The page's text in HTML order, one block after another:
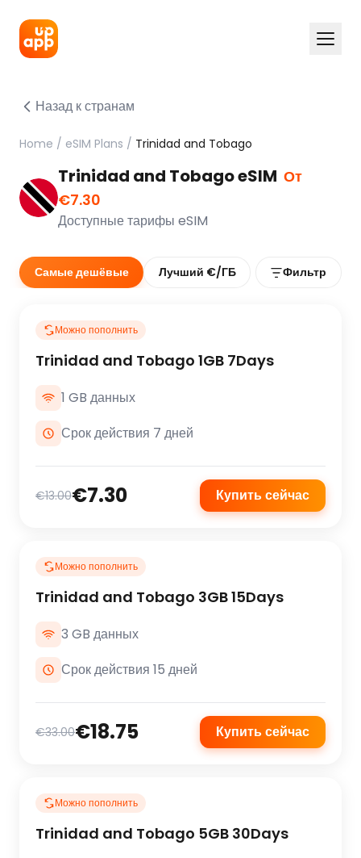
Назад к странам
Home / eSIM Plans / Trinidad and Tobago
Trinidad and Tobago eSIM От
€7.30
Доступные тарифы eSIM
Самые дешёвые Лучший €/ГБ Фильтр
Можно пополнить
Trinidad and Tobago 1GB 7Days
1 GB данных
Срок действия 7 дней
€13.00€7.30 Купить сейчас
Можно пополнить
Trinidad and Tobago 3GB 15Days
3 GB данных
Срок действия 15 дней
€33.00€18.75 Купить сейчас
Можно пополнить
Trinidad and Tobago 5GB 30Days